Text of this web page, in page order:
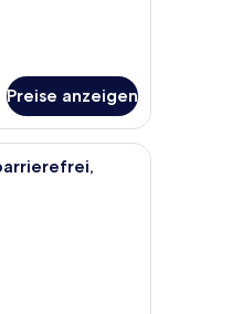
Preise anzeigen
gerahmten historischen Foto an
Hotelzimmer mit großem